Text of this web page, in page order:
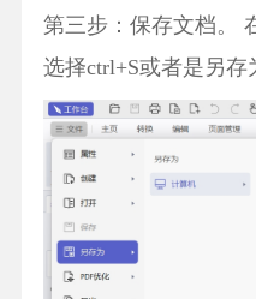
第三步：保存文档。
选择ctrl+S或者是另存